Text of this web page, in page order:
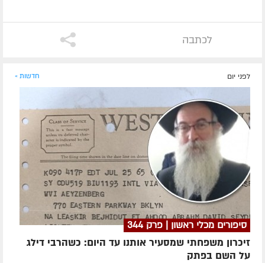
לכתבה
לפני יום חדשות »
סיפורים מכלי ראשון | פרק 344
זיכרון משפחתי שמסעיר אותנו עד היום: כשהרבי דילג
על השם בפתק